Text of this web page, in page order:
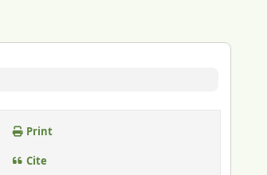
Print
Cite